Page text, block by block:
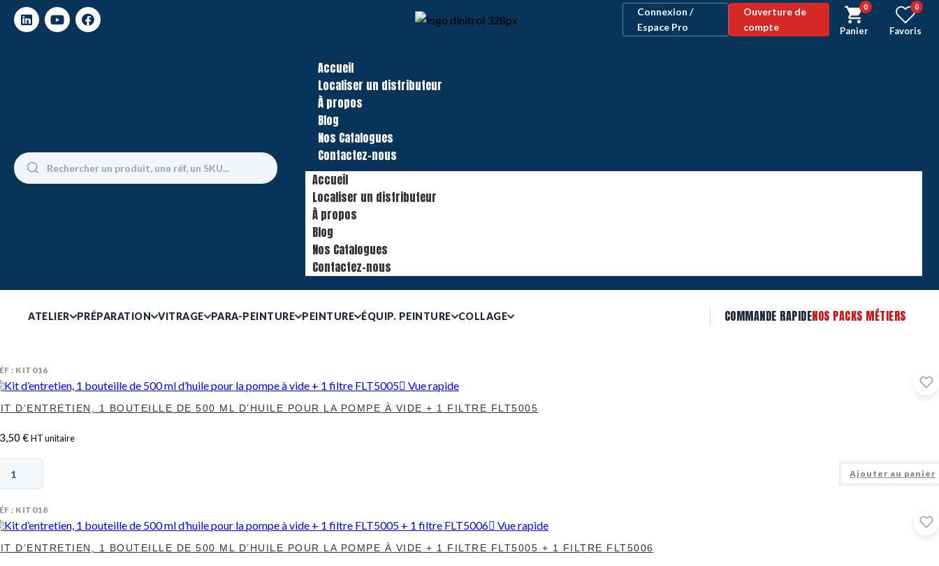
Connexion /
Espace Pro
Ouverture de
compte
0
Panier
0
Favoris
Accueil
Localiser un distributeur
À propos
Blog
Nos Catalogues
Contactez-nous
Accueil
Localiser un distributeur
À propos
Blog
Nos Catalogues
Contactez-nous
ATELIER PRÉPARATION VITRAGE PARA-PEINTURE PEINTURE ÉQUIP. PEINTURE COLLAGE COMMANDE RAPIDENOS PACKS MÉTIERS
: KIT016
Vue rapide
D’ENTRETIEN, 1 BOUTEILLE DE 500 ML D’HUILE POUR LA POMPE À VIDE + 1 FILTRE FLT5005
€ HT unitaire
Ajouter au panier
: KIT018
Vue rapide
D’ENTRETIEN, 1 BOUTEILLE DE 500 ML D’HUILE POUR LA POMPE À VIDE + 1 FILTRE FLT5005 + 1 FILTRE FLT5006